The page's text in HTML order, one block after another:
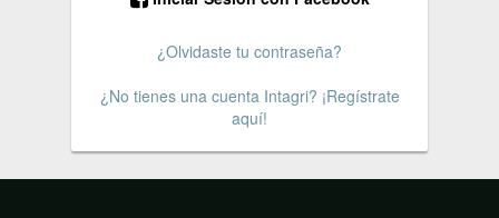
¿Olvidaste tu contraseña?
¿No tienes una cuenta Intagri? ¡Regístrate
aquí!